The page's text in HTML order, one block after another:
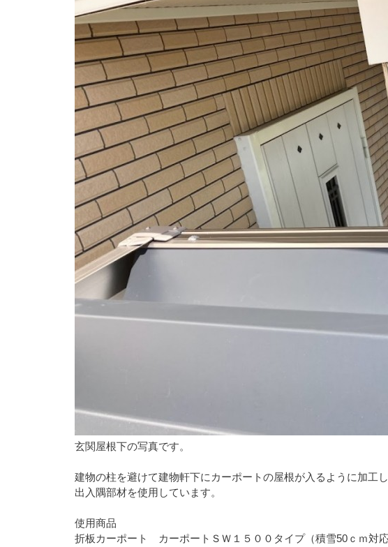
玄関屋根下の写真です。
建物の柱を避けて建物軒下にカーポートの屋根が入るように加工し
出入隅部材を使用しています。
使用商品
折板カーポート カーポートＳＷ１５００タイプ（積雪50ｃｍ対